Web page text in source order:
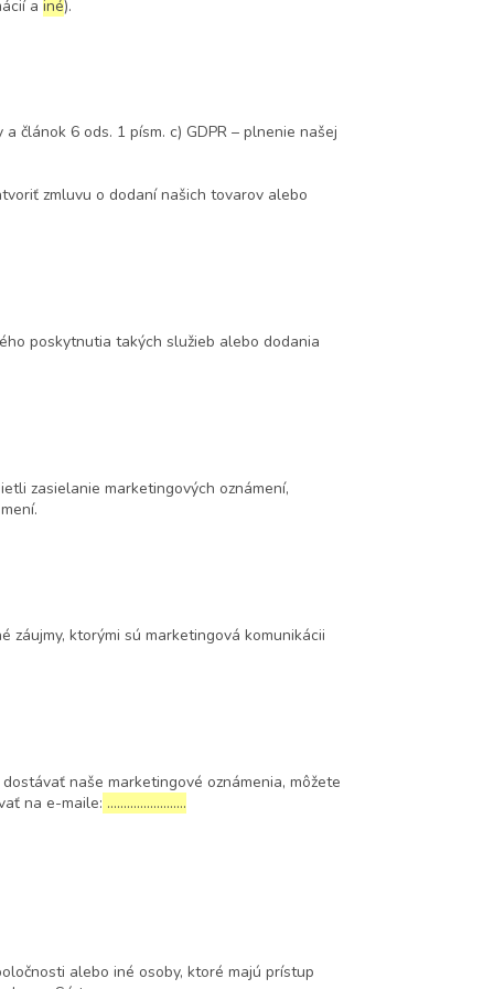
a iné).
článok 6 ods. 1 písm. c) GDPR – plnenie našej
zmluvu o dodaní našich tovarov alebo
poskytnutia takých služieb alebo dodania
zasielanie marketingových oznámení,
záujmy, ktorými sú marketingová komunikácii
naše marketingové oznámenia, môžete
na e-maile: ……………………
alebo iné osoby, ktoré majú prístup